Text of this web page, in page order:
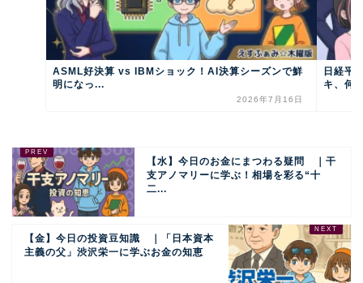
ASML好決算 vs IBMショック！AI決算シーズンで鮮
明になっ...
2026年7月16日
日経平
キ、何
【水】今日のお金にまつわる疑問 ｜干
支アノマリーに学ぶ！相場を彩る“十
二...
【金】今日の投資豆知識 ｜「日本資本
主義の父」渋沢栄一に学ぶお金の知恵